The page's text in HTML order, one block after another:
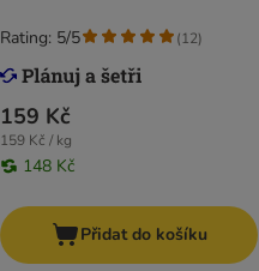
159 Kč
159 Kč / kg
148 Kč
Rating: 5/5 (12)
Přidat do košíku